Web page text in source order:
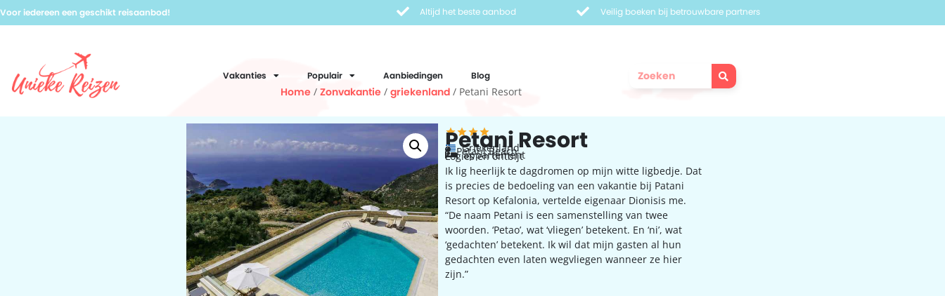
Voor iedereen een geschikt reisaanbod! Altijd het beste aanbod Veilig boeken bij betrouwbare partners
Vakanties Populair Aanbiedingen Blog
Home / Zonvakantie / griekenland/ Petani Resort
Petani Resort
Griekenland
Petani Beach
appartement
Logies en ontbijt
Ik lig heerlijk te dagdromen op mijn witte ligbedje. Dat
is precies de bedoeling van een vakantie bij Patani
Resort op Kefalonia, vertelde eigenaar Dionisis me.
“De naam Petani is een samenstelling van twee
woorden. ‘Petao’, wat ‘vliegen’ betekent. En ‘ni’, wat
‘gedachten’ betekent. Ik wil dat mijn gasten al hun
gedachten even laten wegvliegen wanneer ze hier
zijn.”